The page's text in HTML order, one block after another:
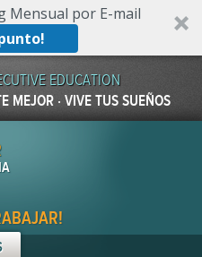
Mensual por E-mail
EDUCATION
MEJOR · VIVE TUS SUEÑOS